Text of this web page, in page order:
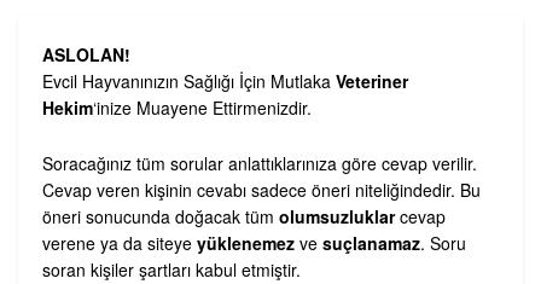
ASLOLAN!
Evcil Hayvanınızın Sağlığı İçin Mutlaka Veteriner
Hekim‘inize Muayene Ettirmenizdir.
Soracağınız tüm sorular anlattıklarınıza göre cevap verilir.
Cevap veren kişinin cevabı sadece öneri niteliğindedir. Bu
öneri sonucunda doğacak tüm olumsuzluklarcevap
verene ya da siteye yüklenemez ve suçlanamaz. Soru
soran kişiler şartları kabul etmiştir.